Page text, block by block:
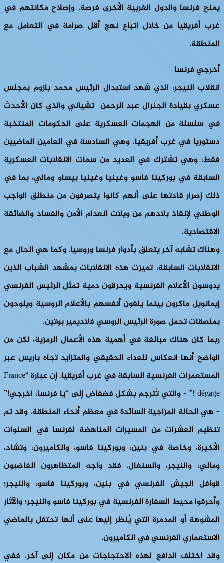
يمنح فرنسا والدول الغربية الأخرى فرصة. وإصلاح مكانتهم في
غرب أفريقيا من خلال اتباع نهج أقل صرامة في التعامل مع
المنطقة.
أخرجي فرنسا
انقلاب النيجر، الذي شهد استبدال الرئيس محمد بازوم بمجلس
عسكري بقيادة الجنرال عبد الرحمن تشياني والذي كان الأحدث
في سلسلة من الهجمات العسكرية على الحكومات المنتخبة
دستوريا في غرب أفريقيا. وهي السادسة في العامين الماضيين
فقط، وهي تشترك في العديد من سمات الانقلابات العسكرية
السابقة في بوركينا فاسو وغينيا وغينيا بيساو ومالي، بما في
ذلك إصرار قادتها على أنهم كانوا يتصرفون من منطلق الواجب
الوطني لإنقاذ بلادهم من ويلات انعدام الأمن والفساد والضائقة
الاقتصادية.
وهناك تشابه آخر يتعلق بأدوار فرنسا وروسيا. وكما هي الحال مع
الانقلابات السابقة، تميزت هذه الانقلابات بمشهد الشباب الذين
يدوسون الأعلام الفرنسية ويحرقون دمية تمثل الرئيس الفرنسي
إيمانويل ماكرون بينما يلفون أنفسهم بالأعلام الروسية ويلوحون
بملصقات تحمل صورة الرئيس الروسي فلاديمير بوتين.
ربما كان هناك مبالغة في أهمية هذه الأعمال الرمزية، لكن من
الواضح أنها انعكاس للعداء الحقيقي والمتزايد تجاه باريس عبر
المستعمرات الفرنسية السابقة في غرب أفريقيا. إن عبارة “France
dégage !” – والتي تُترجم بشكل فضفاض إلى “يا فرنسا، اخرجي!”
– هي الحالة المزاجية السائدة في معظم أنحاء المنطقة. وقد تم
تنظيم العشرات من المسيرات المناهضة لفرنسا في السنوات
الأخيرة، وخاصة في بنين، وبوركينا فاسو، والكاميرون، وتشاد،
ومالي، والنيجر، والسنغال. فقد واجه المتظاهرون الغاضبون
قوافل الجيش الفرنسي في بنين، وبوركينا فاسو، والنيجر؛
وأحرقوا محيط السفارة الفرنسية في بوركينا فاسو والنيجر؛ والآثار
المشوهة أو المدمرة التي يُنظر إليها على أنها تحتفل بالماضي
الاستعماري الفرنسي في الكاميرون.
وقد اختلف الدافع لهذه الاحتجاجات من مكان إلى آخر. ففي